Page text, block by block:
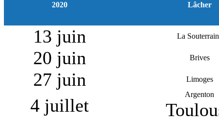
2020 Lâcher
13 juin La
20 juin Brives
27 juin Limoges
4 juillet
Argenton